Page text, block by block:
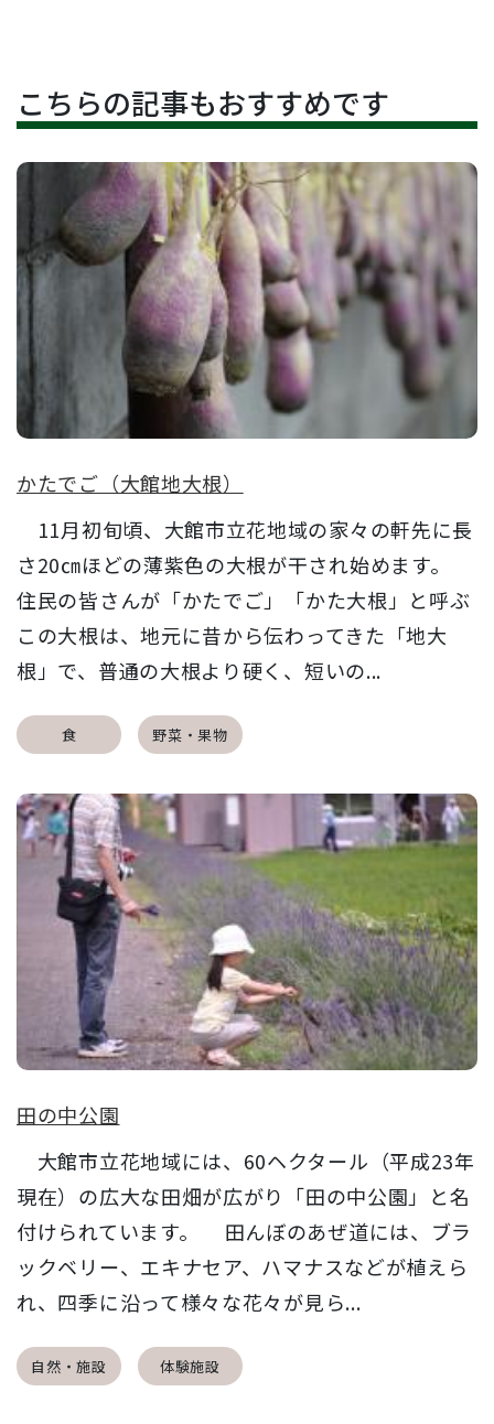
こちらの記事もおすすめです
かたでご（大館地大根）
11月初旬頃、大館市立花地域の家々の軒先に長
さ20㎝ほどの薄紫色の大根が干され始めます。
住民の皆さんが「かたでご」「かた大根」と呼ぶ
この大根は、地元に昔から伝わってきた「地大
根」で、普通の大根より硬く、短いの...
食 野菜・果物
田の中公園
大館市立花地域には、60ヘクタール（平成23年
現在）の広大な田畑が広がり「田の中公園」と名
付けられています。 田んぼのあぜ道には、ブラ
ックベリー、エキナセア、ハマナスなどが植えら
れ、四季に沿って様々な花々が見ら...
自然・施設 体験施設